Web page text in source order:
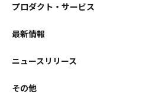
プロダクト・サービス
最新情報
ニュースリリース
その他